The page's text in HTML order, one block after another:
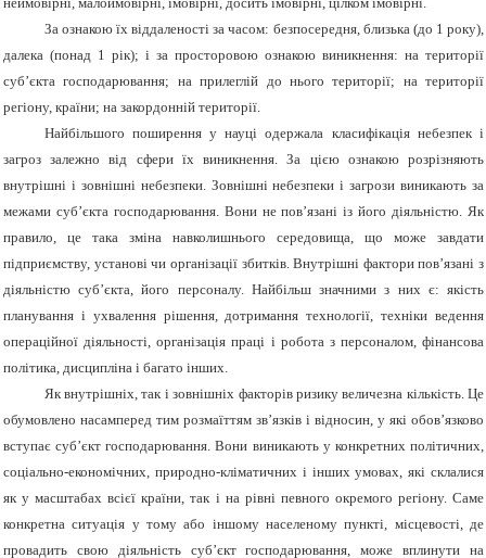
За ознакою їх віддаленості за часом: безпосередня, близька (до 1 року),
далека (понад 1 рік); і за просторовою ознакою виникнення: на території
суб’єкта господарювання; на прилеглій до нього території; на території
регіону, країни; на закордонній території.
Найбільшого поширення у науці одержала класифікація небезпек і
загроз залежно від сфери їх виникнення. За цією ознакою розрізняють
внутрішні і зовнішні небезпеки. Зовнішні небезпеки і загрози виникають за
межами суб’єкта господарювання. Вони не пов’язані із його діяльністю. Як
правило, це така зміна навколишнього середовища, що може завдати
підприємству, установі чи організації збитків. Внутрішні фактори пов’язані з
діяльністю суб’єкта, його персоналу. Найбільш значними з них є: якість
планування і ухвалення рішення, дотримання технології, техніки ведення
операційної діяльності, організація праці і робота з персоналом, фінансова
політика, дисципліна і багато інших.
Як внутрішніх, так і зовнішніх факторів ризику величезна кількість. Це
обумовлено насамперед тим розмаїттям зв’язків і відносин, у які обов’язково
вступає суб’єкт господарювання. Вони виникають у конкретних політичних,
соціально-економічних, природно-кліматичних і інших умовах, які склалися
як у масштабах всієї країни, так і на рівні певного окремого регіону. Саме
конкретна ситуація у тому або іншому населеному пункті, місцевості, де
провадить свою діяльність суб’єкт господарювання, може вплинути на